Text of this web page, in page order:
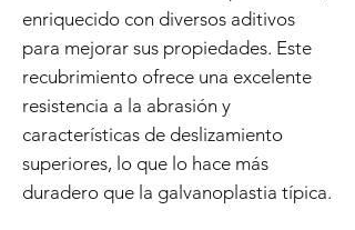
enriquecido con diversos aditivos
para mejorar sus propiedades. Este
recubrimiento ofrece una excelente
resistencia a la abrasión y
características de deslizamiento
superiores, lo que lo hace más
duradero que la galvanoplastia típica.